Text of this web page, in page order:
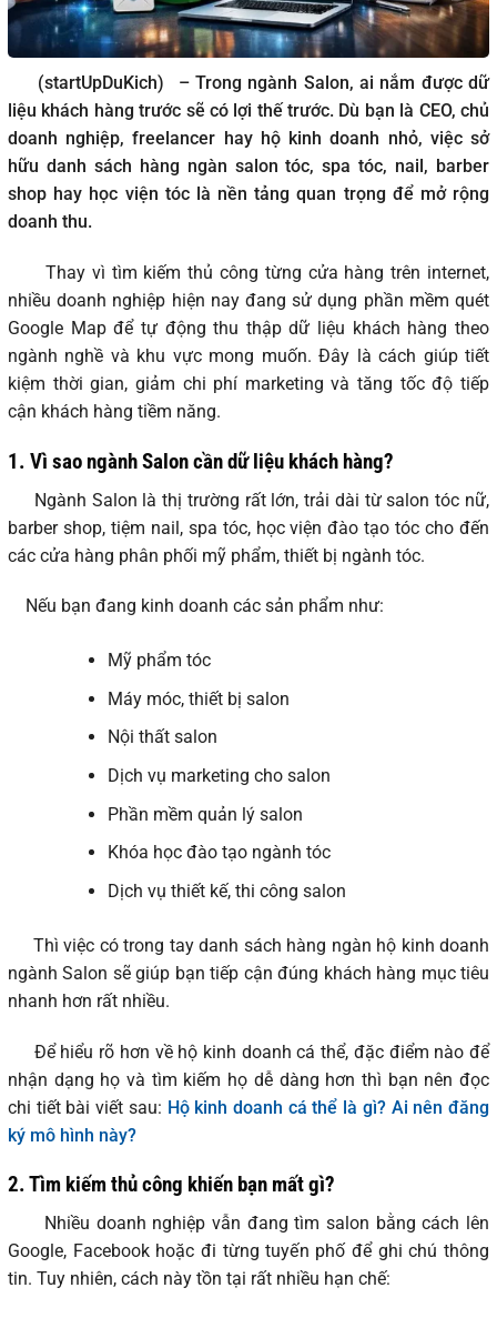
(startUpDuKich)
– Trong ngành Salon, ai nắm được dữ
liệu khách hàng trước sẽ có lợi thế trước. Dù bạn là CEO, chủ
doanh nghiệp, freelancer hay hộ kinh doanh nhỏ, việc sở
hữu danh sách hàng ngàn salon tóc, spa tóc, nail, barber
shop hay học viện tóc là nền tảng quan trọng để mở rộng
doanh thu.
Thay vì tìm kiếm thủ công từng cửa hàng trên internet,
nhiều doanh nghiệp hiện nay đang sử dụng phần mềm quét
Google Map để tự động thu thập dữ liệu khách hàng theo
ngành nghề và khu vực mong muốn. Đây là cách giúp tiết
kiệm thời gian, giảm chi phí marketing và tăng tốc độ tiếp
cận khách hàng tiềm năng.
1. Vì sao ngành Salon cần dữ liệu khách hàng?
Ngành Salon là thị trường rất lớn, trải dài từ salon tóc nữ,
barber shop, tiệm nail, spa tóc, học viện đào tạo tóc cho đến
các cửa hàng phân phối mỹ phẩm, thiết bị ngành tóc.
Nếu bạn đang kinh doanh các sản phẩm như:
Mỹ phẩm tóc
Máy móc, thiết bị salon
Nội thất salon
Dịch vụ marketing cho salon
Phần mềm quản lý salon
Khóa học đào tạo ngành tóc
Dịch vụ thiết kế, thi công salon
Thì việc có trong tay danh sách hàng ngàn hộ kinh doanh
ngành Salon sẽ giúp bạn tiếp cận đúng khách hàng mục tiêu
nhanh hơn rất nhiều.
Để hiểu rõ hơn về hộ kinh doanh cá thể, đặc điểm nào để
nhận dạng họ và tìm kiếm họ dễ dàng hơn thì bạn nên đọc
chi tiết bài viết sau: Hộ kinh doanh cá thể là gì? Ai nên đăng
ký mô hình này?
2.Tìm kiếm thủ công khiến bạn mất gì?
Nhiều doanh nghiệp vẫn đang tìm salon bằng cách lên
Google, Facebook hoặc đi từng tuyến phố để ghi chú thông
tin. Tuy nhiên, cách này tồn tại rất nhiều hạn chế: